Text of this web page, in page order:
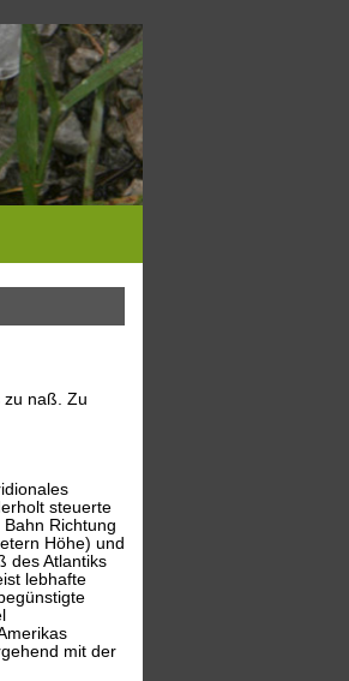
zu naß. Zu
steuerte
Richtung
Höhe) und
des Atlantiks
lebhafte
mit der